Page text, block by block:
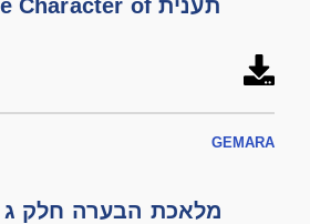
GEMARA
Shiur 55 - מלאכת הבערה חלק ג